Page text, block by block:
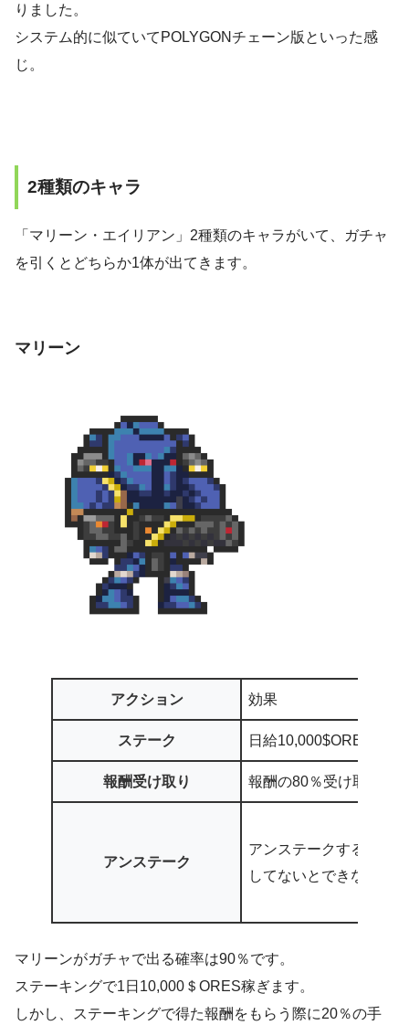
りました。
システム的に似ていてPOLYGONチェーン版といった感
じ。
2種類のキャラ
「マリーン・エイリアン」2種類のキャラがいて、ガチャ
を引くとどちらか1体が出てきます。
マリーン
アクション 効果
ステーク 日給10,000$ORES
報酬受け取り 報酬の80％受け取り
アンステーク
アンステークする際は2
してないとできない。
マリーンがガチャで出る確率は90％です。
ステーキングで1日10,000＄ORES稼ぎます。
しかし、ステーキングで得た報酬をもらう際に20％の手